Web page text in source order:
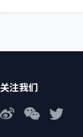
关注我们